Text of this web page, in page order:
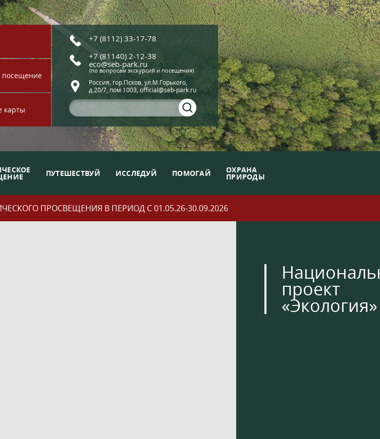
посещение
карты
+7 (8112) 33-17-78
+7 (81140) 2-12-38
eco@seb-park.ru
(по вопросам экскурсий и посещения)
Россия, гор.Псков, ул.М.Горького,
д.20/7, пом.1003, official@seb-park.ru
ПУТЕШЕСТВУЙ ИССЛЕДУЙ ПОМОГАЙ ОХРАНА
ПРИРОДЫ
ПРОСВЕЩЕНИЯ В ПЕРИОД С 01.05.26-30.09.2026
проект
«Экология»